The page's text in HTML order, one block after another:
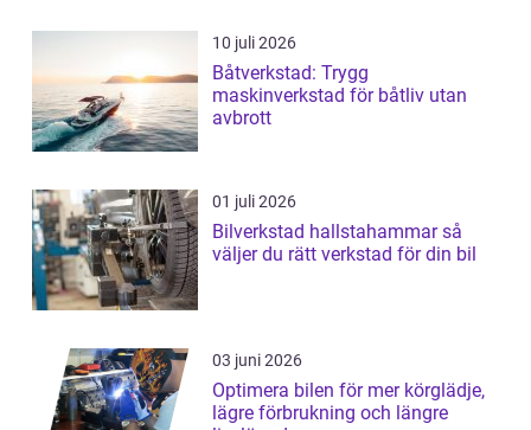
10 juli 2026
Båtverkstad: Trygg
maskinverkstad för båtliv utan
avbrott
01 juli 2026
Bilverkstad hallstahammar så
väljer du rätt verkstad för din bil
03 juni 2026
Optimera bilen för mer körglädje,
lägre förbrukning och längre